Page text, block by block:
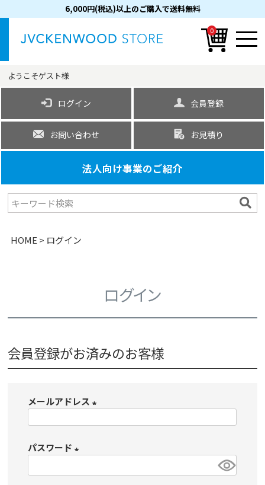
6,000円(税込)以上のご購入で送料無料
0
ようこそゲスト様
ログイン 会員登録
お問い合わせ お見積り
法人向け事業のご紹介
HOME ログイン
ログイン
会員登録がお済みのお客様
メールアドレス
パスワード